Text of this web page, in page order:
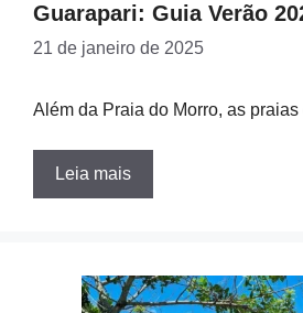
Guarapari: Guia Verão
21 de janeiro de 2025
Além da Praia do Morro, as
Leia mais